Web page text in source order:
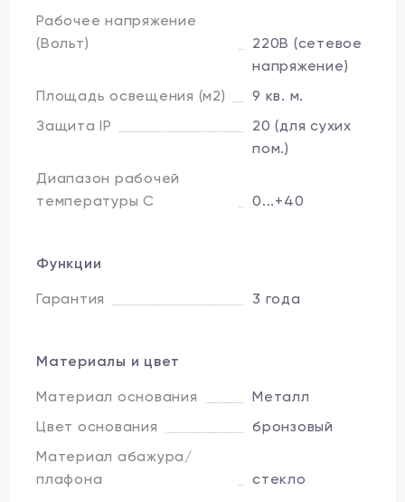
Рабочее напряжение
(Вольт)
220В (сетевое
напряжение)
Площадь освещения (м2)
9 кв. м.
Защита IP
20 (для сухих
пом.)
Диапазон рабочей
температуры C
0...+40
Функции
Гарантия 3 года
Материалы и цвет
Материал основания
Металл
Цвет основания
бронзовый
Материал абажура/
плафона
стекло